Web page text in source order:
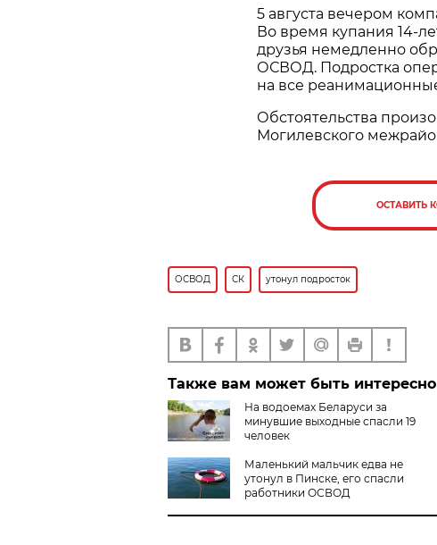
5 августа вечером
Во время купания 14-
друзья немедленно
ОСВОД. Подростка
на все
Обстоятельства
Могилевского
ОСТАВИТЬ
ОСВОД СК утонул подросток
Также вам может быть интересно
На водоемах Беларуси за
минувшие выходные спасли 19
человек
Маленький мальчик едва не
утонул в Пинске, его спасли
работники ОСВОД